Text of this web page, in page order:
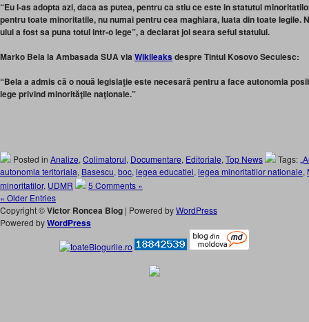
“Eu l-as adopta azi, daca as putea, pentru ca stiu ce este in statutul
pentru toate minoritatile, nu numai pentru cea maghiara, luata din toate legile.
ului a fost sa puna totul intr-o lege”, a declarat joi seara seful statului.
Marko Bela la Ambasada SUA via Wikileaks despre Tintul Kosovo Secuiesc:
“Bela a admis că o nouă legislaţie este necesară pentru a face autonomia
lege privind minorităţile naţionale.”
Posted in Analize, Colimatorul, Documentare, Editoriale, Top News Tags:
autonomia teritoriala, Basescu, boc, legea educatiei, legea minoritatilor nationale,
minoritatilor, UDMR
5 Comments »
« Older Entries
Copyright ©Victor Roncea Blog | Powered byWordPress
Powered byWordPress